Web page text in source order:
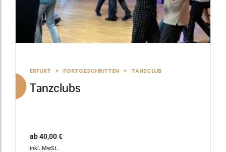
ERFURT FORTGESCHRITTEN TANZCLUB
Tanzclubs
ab40,00€
inkl. MwSt.
gewählt
werden